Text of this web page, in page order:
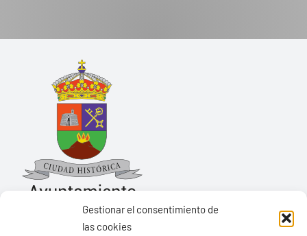
Gestionar el consentimiento de
las cookies